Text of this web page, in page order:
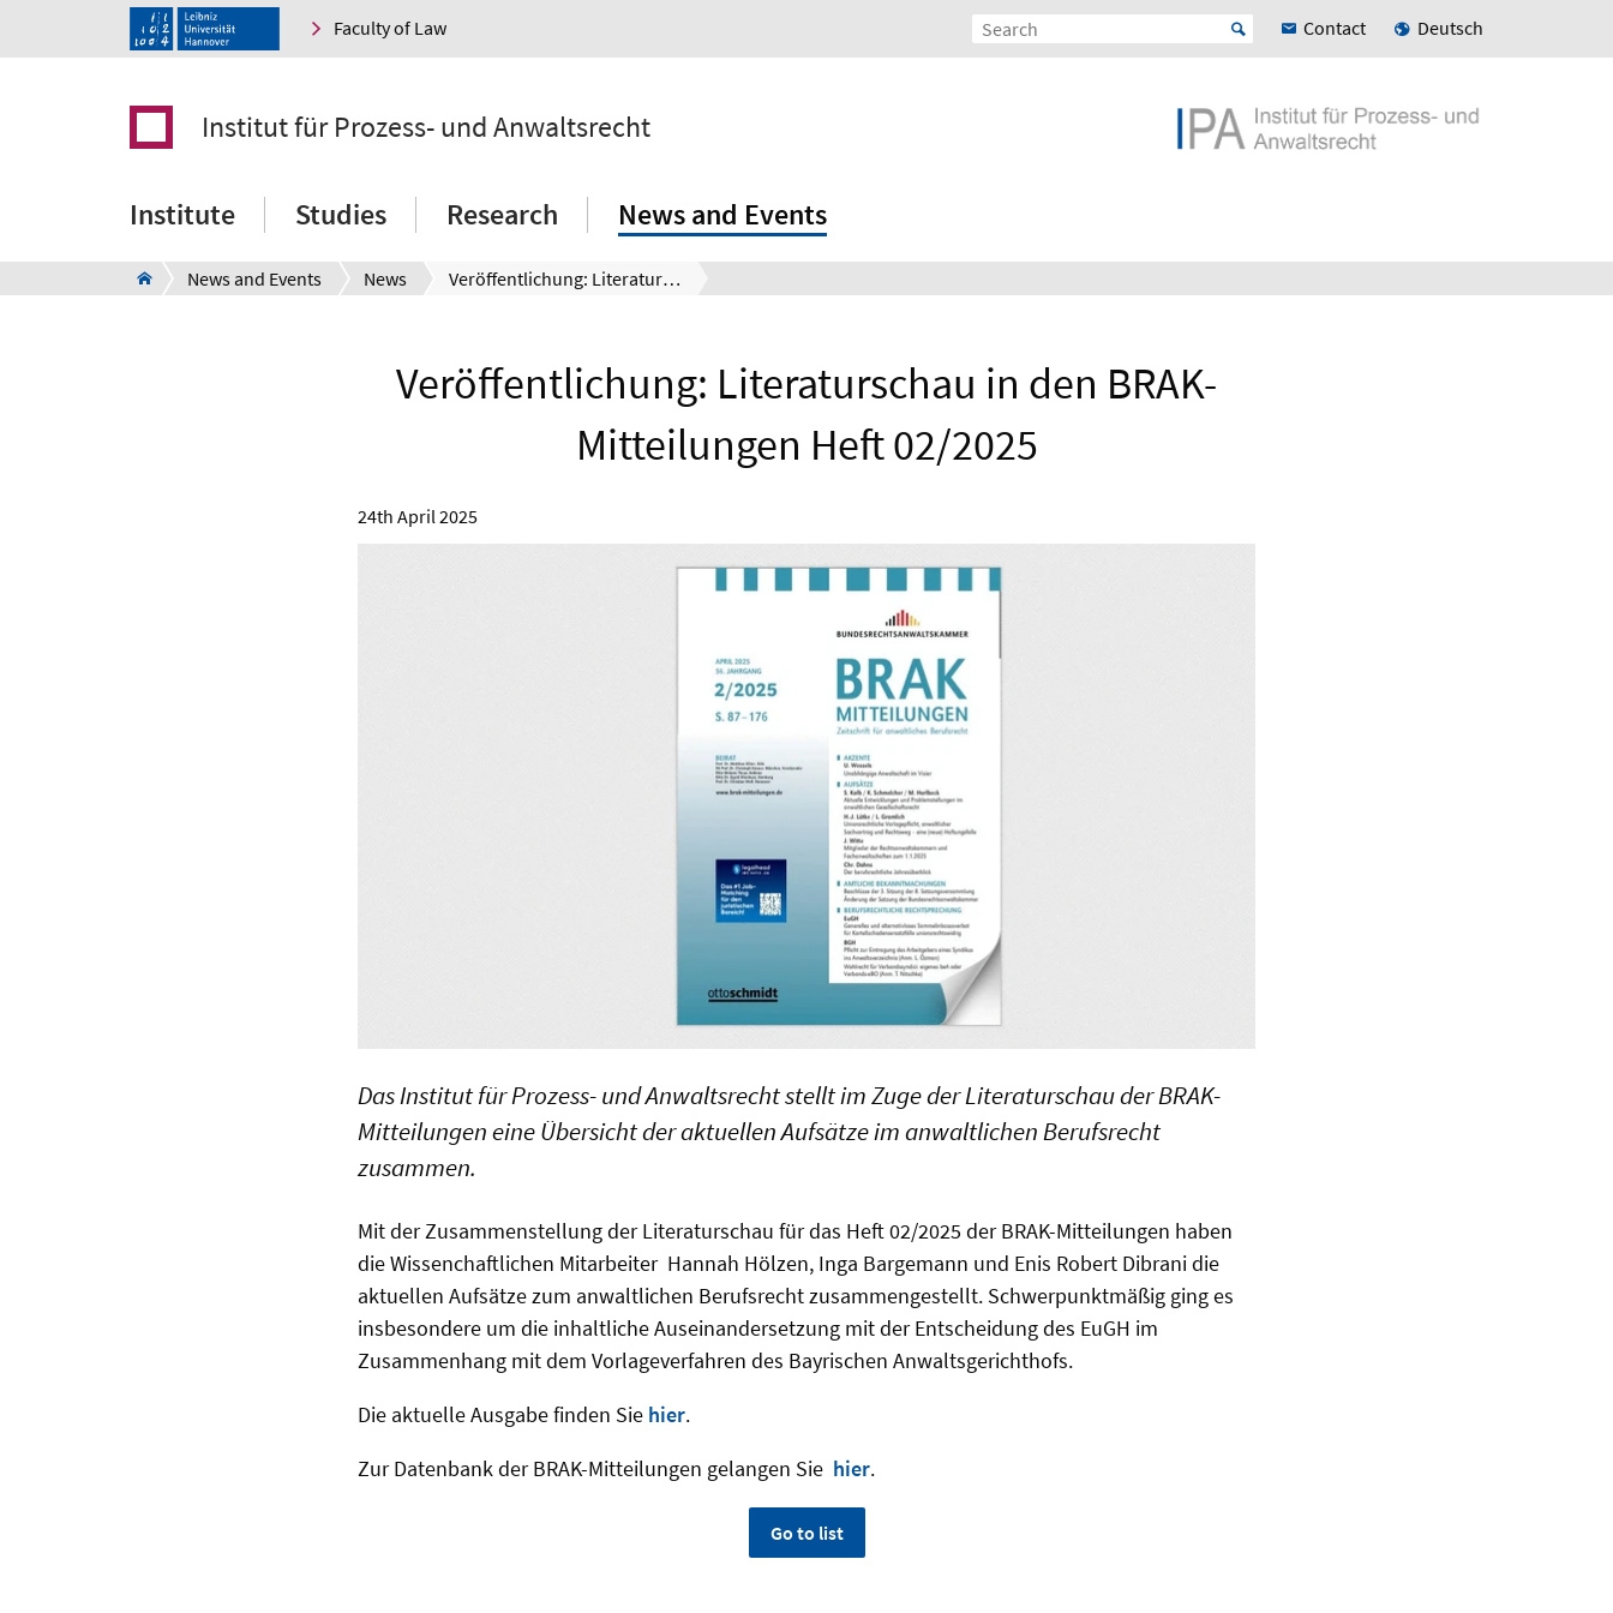
Faculty of Law Contact Deutsch
Institut für Prozess- und Anwaltsrecht
Institute Studies Research News and Events
News and Events News Veröffentlichung: Literaturschau in den BRAK-Mitteilungen Heft 02/2025
Veröffentlichung: Literaturschau in den BRAK-
Mitteilungen Heft 02/2025
24th April 2025
Das Institut für Prozess- und Anwaltsrecht stellt im Zuge der Literaturschau der BRAK-
Mitteilungen eine Übersicht der aktuellen Aufsätze im anwaltlichen Berufsrecht
zusammen.
Mit der Zusammenstellung der Literaturschau für das Heft 02/2025 der BRAK-Mitteilungen haben
die Wissenchaftlichen Mitarbeiter Hannah Hölzen, Inga Bargemann und Enis Robert Dibrani die
aktuellen Aufsätze zum anwaltlichen Berufsrecht zusammengestellt. Schwerpunktmäßig ging es
insbesondere um die inhaltliche Auseinandersetzung mit der Entscheidung des EuGH im
Zusammenhang mit dem Vorlageverfahren des Bayrischen Anwaltsgerichthofs.
Die aktuelle Ausgabe finden Sie hier.
Zur Datenbank der BRAK-Mitteilungen gelangen Sie hier.
Go to list